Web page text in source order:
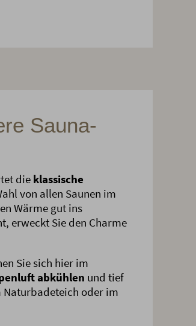
Sauna-
die klassische
von allen Saunen im
Wärme gut ins
erweckt Sie den Charme
Sie sich hier im
abkühlen und tief
oder im